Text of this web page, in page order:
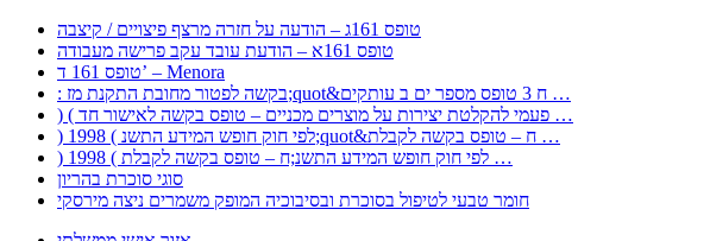
טופס 161ג – הודעה על חזרה מרצף פיצויים / קיצבה
טופס 161א – הודעת עובד עקב פרישה מעבודה
טופס 161 ד’ – Menora
: בקשה לפטור מחובת התקנת מז;quot&ח 3 טופס מספר ים ב עותקים …
) ( פעמי להקלטת יצירות על מוצרים מכניים – טופס בקשה לאישור חד …
) 1998 ( לפי חוק חופש המידע התשנ;quot&ח – טופס בקשה לקבלת …
) 1998 ( לפי חוק חופש המידע התשנ;ח – טופס בקשה לקבלת …
סוגי סוכרת בהריון
חומר טבעי לטיפול בסוכרת ובסיבוכיה המופק משמרים ניצה מירסקי